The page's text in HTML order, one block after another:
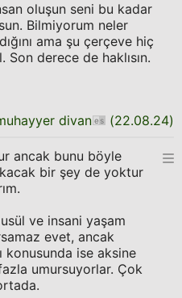
oluşun seni bu kadar
Bilmiyorum neler
ama şu çerçeve hiç
derece de haklısın.
divan (22.08.24)
ancak bunu böyle
bir şey de yoktur
ve insani yaşam
evet, ancak
konusunda ise aksine
umursuyorlar. Çok